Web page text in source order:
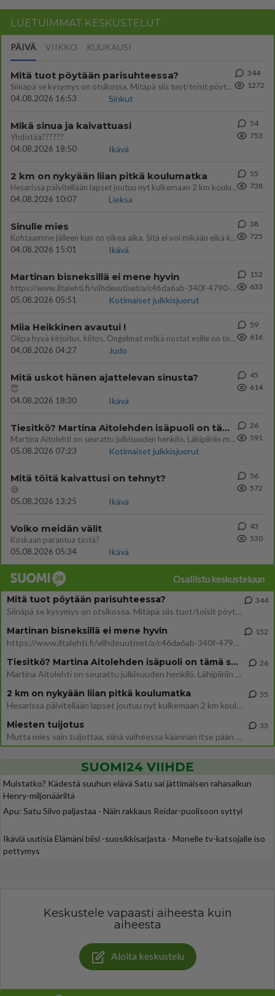
LUETUIMMAT KESKUSTELUT
PÄIVÄ VIIKKO KUUKAUSI
Mitä tuot pöytään parisuhteessa?
Siinäpä se kysymys on otsikossa. Mitäpä siis tuot/toisit pöytään parisuhteessa? Oletko mies vai nainen? Koetko sen mitä
04.08.2026 16:53
Sinkut
344
1272
Mikä sinua ja kaivattuasi
Yhdistää??????
04.08.2026 18:50
Ikävä
54
753
2 km on nykyään liian pitkä koulumatka
Hesarissa päivitellään lapset joutuu nyt kulkemaan 2 km kouluun jösses. Ruostefillarilla tuo matka menee vaikka miten äk
04.08.2026 10:07
Lieksa
55
738
Sinulle mies
Kohtaamme jälleen kun on oikea aika. Sitä ei voi mikään eikä kukaan estää <3 <3
04.08.2026 15:01
Ikävä
38
725
Martinan bisneksillä ei mene hyvin
https://www.iltalehti.fi/viihdeuutiset/a/c46da6ab-340f-4790-aaa7-0865eed2336 Yrityksen konkurssihakemus on tullut kärä
05.08.2026 05:51
Kotimaiset julkkisjuorut
152
633
Miia Heikkinen avautui !
Olipa hyvä kirjoitus, kiitos. Ongelmat mitkä nostat esille on todellisia ja tämä ylimielisyys totta ja se näkyy kaikessa
04.08.2026 04:27
Judo
59
616
Mitä uskot hänen ajattelevan sinusta?
😇
04.08.2026 18:30
Ikävä
45
614
Tiesitkö? Martina Aitolehden isäpuoli on tämä suosittu laulaja
Martina Aitolehti on seurattu julkisuuden henkilö. Lähipiiriin mahtuu muitakin tunnettuja henkilöitä. Tiesitkö, että Ma
05.08.2026 07:23
Kotimaiset julkkisjuorut
26
591
Mitä töitä kaivattusi on tehnyt?
😅
05.08.2026 13:25
Ikävä
56
572
Voiko meidän välit
Koskaan parantua tästä?
05.08.2026 05:34
Ikävä
43
530
Osallistu keskusteluun
Mitä tuot pöytään parisuhteessa?
Siinäpä se kysymys on otsikossa. Mitäpä siis tuot/toisit pöytään parisuhteessa? Oletko mies vai nainen? Koetko sen mitä
344
Martinan bisneksillä ei mene hyvin
https://www.iltalehti.fi/viihdeuutiset/a/c46da6ab-340f-4790-aaa7-0865eed2336 Yrityksen konkurssihakemus on tullut kärä
152
Tiesitkö? Martina Aitolehden isäpuoli on tämä suosittu laulaja
Martina Aitolehti on seurattu julkisuuden henkilö. Lähipiiriin mahtuu muitakin tunnettuja henkilöitä. Tiesitkö, että Ma
26
2 km on nykyään liian pitkä koulumatka
Hesarissa päivitellään lapset joutuu nyt kulkemaan 2 km kouluun jösses. Ruostefillarilla tuo matka menee vaikka miten äk
55
Miesten tuijotus
Mutta mies vain tuijottaa, siinä vaiheessa käännän itse pään pois. Mikä juttu? Yleensä jos joku tuijottaa tai katsoo, hä
33
SUOMI24 VIIHDE
Muistatko? Kädestä suuhun elävä Satu sai jättimäisen rahasalkun
Henry-miljonääriltä
Apu: Satu Silvo paljastaa - Näin rakkaus Reidar-puolisoon syttyi
Ikäviä uutisia Elämäni biisi -suosikkisarjasta - Monelle tv-katsojalle iso
pettymys
Keskustele vapaasti aiheesta kuin
aiheesta
Aloita keskustelu